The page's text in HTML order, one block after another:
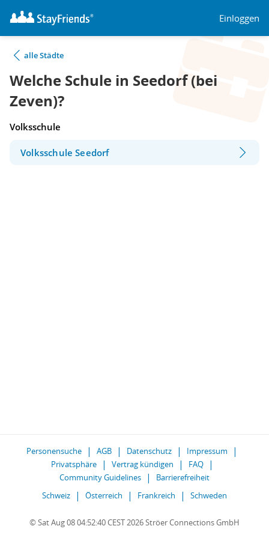
Einloggen
alle Städte
Welche Schule in Seedorf (bei
Zeven)?
Volksschule
Volksschule Seedorf
Personensuche AGB Datenschutz
Impressum
Privatsphäre
Vertrag kündigen
FAQ
Community Guidelines
Barrierefreiheit
Schweiz
Österreich Frankreich Schweden
© Sat Aug 08 04:52:40 CEST 2026 Ströer Connections GmbH